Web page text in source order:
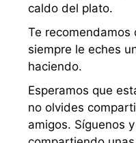
caldo del plato.
Te recomendamos
siempre le eches
haciendo.
Esperamos que
no olvides
amigos. Síguenos